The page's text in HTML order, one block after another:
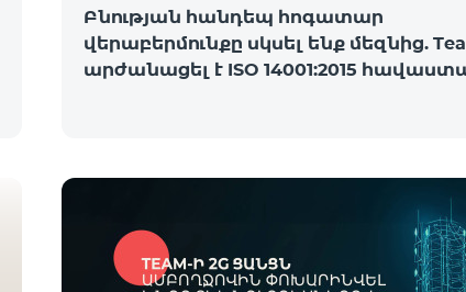
Բնության հանդեպ հոգատար
վերաբերմունքը սկսել ենք մեզնից.
արժանացել է ISO 14001:2015